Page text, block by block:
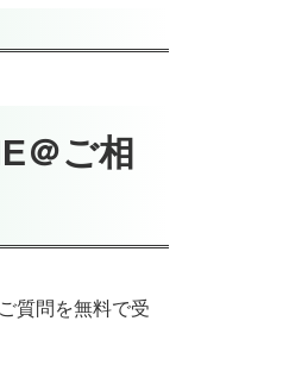
＠ご相
質問を無料で受